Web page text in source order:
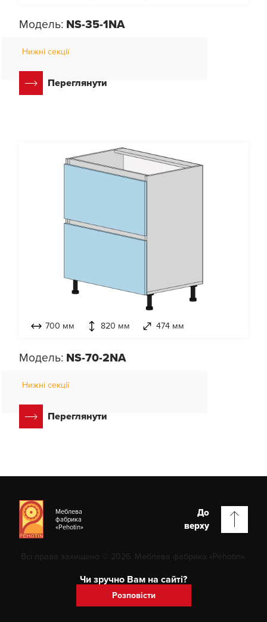
Модель: NS-35-1NA
Нижні секції
Переглянути
700 мм 820 мм 474 мм
Модель: NS-70-2NA
Нижні секції
Переглянути
Меблева
фабрика
«Pehotin»
До
верху
Всі права захищено © 2026. Меблева фабрика «Pehotin».
Чи зручно Вам на сайті?
Розповісти